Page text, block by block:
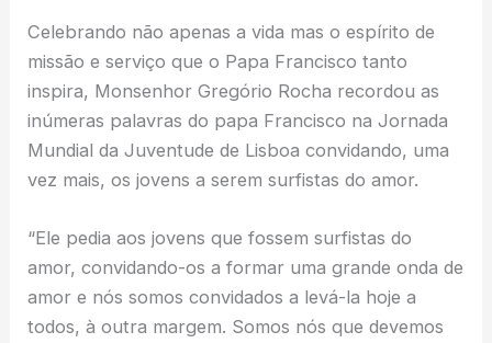
Celebrando não apenas a vida mas o espírito de
missão e serviço que o Papa Francisco tanto
inspira, Monsenhor Gregório Rocha recordou as
inúmeras palavras do papa Francisco na Jornada
Mundial da Juventude de Lisboa convidando, uma
vez mais, os jovens a serem surfistas do amor.
“Ele pedia aos jovens que fossem surfistas do
amor, convidando-os a formar uma grande onda de
amor e nós somos convidados a levá-la hoje a
todos, à outra margem. Somos nós que devemos